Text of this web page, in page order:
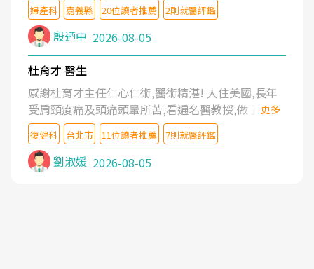
婦產科 嘉義縣 20位讀者推薦 2則就醫評鑑
殷迺中 2026-08-05
杜育才 醫生
感謝杜育才主任仁心仁術,醫術精湛! 人住美國,長年
受肩頸痠痛及頭痛頭暈所苦,看遍名醫教授,做了各種
檢查,也嘗試過西醫打針,中醫針灸及物理徒手治療都
沒有用,後來連吃到嗎啡類止痛藥都效果有限,只是壓
症狀,沒多久就痛起來,多年失眠嚴重影響生活品質.
台灣親友介紹忠孝醫院杜育才主任是頸頭症候群專
更多
復健科 台北市 11位讀者推薦 7則就醫評鑑
劉淑媛 2026-08-05